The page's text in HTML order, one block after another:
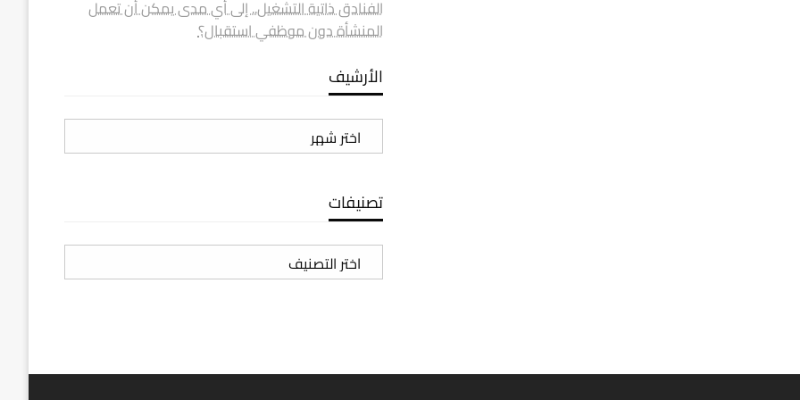
الفنادق ذاتية التشغيل.. إلى أي مدى يمكن أن تعمل
المنشأة دون موظفي استقبال؟
الأرشيف
الأرشيف
تصنيفات
تصنيفات